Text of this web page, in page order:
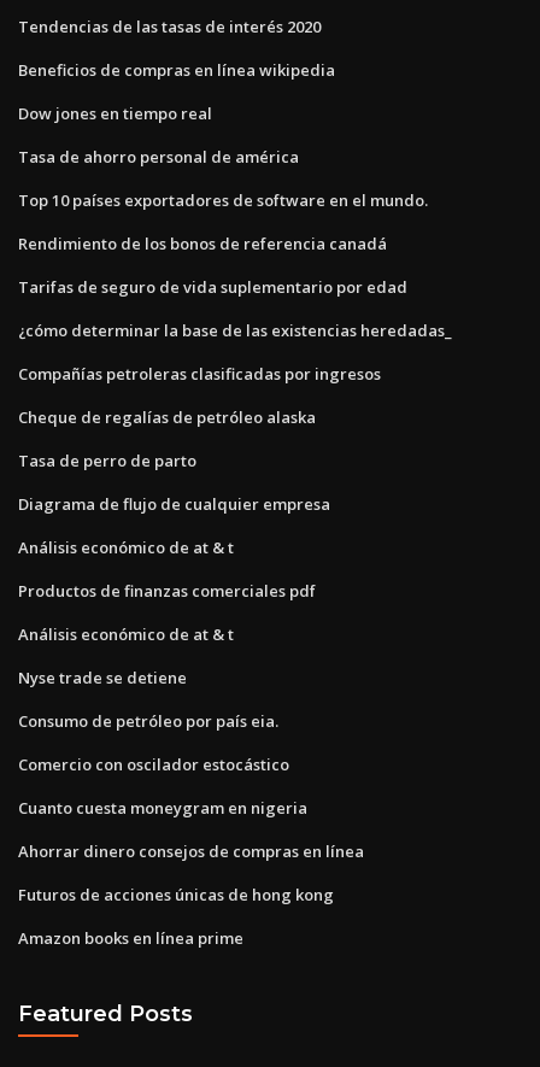
Tendencias de las tasas de interés 2020
Beneficios de compras en línea wikipedia
Dow jones en tiempo real
Tasa de ahorro personal de américa
Top 10 países exportadores de software en el mundo.
Rendimiento de los bonos de referencia canadá
Tarifas de seguro de vida suplementario por edad
¿cómo determinar la base de las existencias heredadas_
Compañías petroleras clasificadas por ingresos
Cheque de regalías de petróleo alaska
Tasa de perro de parto
Diagrama de flujo de cualquier empresa
Análisis económico de at & t
Productos de finanzas comerciales pdf
Análisis económico de at & t
Nyse trade se detiene
Consumo de petróleo por país eia.
Comercio con oscilador estocástico
Cuanto cuesta moneygram en nigeria
Ahorrar dinero consejos de compras en línea
Futuros de acciones únicas de hong kong
Amazon books en línea prime
Featured Posts